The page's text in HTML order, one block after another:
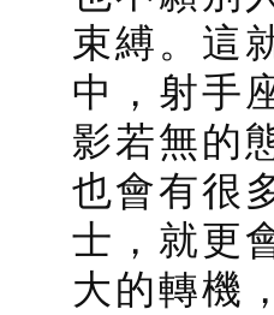
束縛。這
中，射手
影若無的
也會有很
士，就更
大的轉機